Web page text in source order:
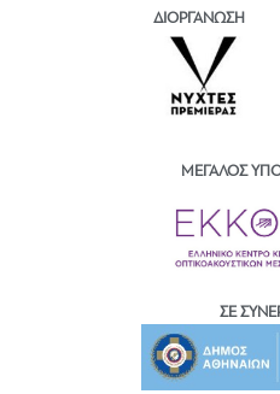
ΔΙΟΡΓΑΝΩΣΗ
ΜΕΓΑΛΟΣ
ΣΕ